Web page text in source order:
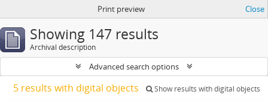
Print preview Close
Showing 147 results
Archival description
Advanced search options
5 results with digital objects Show results with digital objects